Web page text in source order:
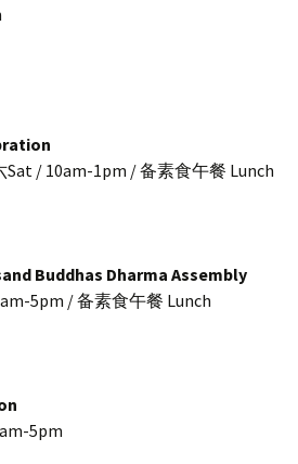
/ 10am-1pm / 备素食午餐 Lunch
Buddhas Dharma Assembly
5pm / 备素食午餐 Lunch
5pm